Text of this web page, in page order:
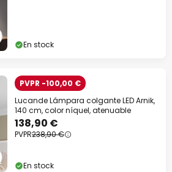
En stock
PVPR -100,00 €
Lucande Lámpara colgante LED Arnik,
140 cm, color níquel, atenuable
138,90 €
PVPR238,90 €
En stock